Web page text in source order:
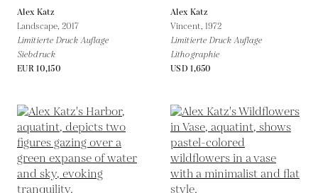
Alex Katz
Landscape,2017
Limitierte Druck Auflage
Siebdruck
EUR 10,150
Alex Katz
Vincent, 1972
Limitierte Druck Auflage
Lithographie
USD 1,650